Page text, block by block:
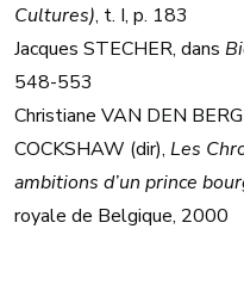
Cultures), t. I, p. 183
Jacques STECHER, dans
548-553
Christiane VAN DEN
COCKSHAW (dir), Les
ambitions d’un prince
royale de Belgique, 2000